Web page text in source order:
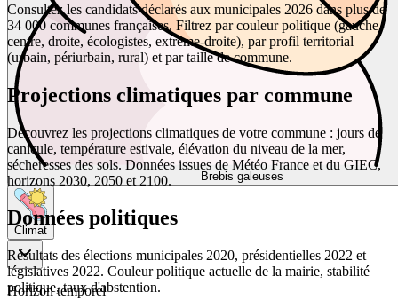
Brebis galeuses
Climat
Horizon temporel
Consultez les candidats déclarés aux municipales 2026 dans plus de
34 000 communes françaises. Filtrez par couleur politique (gauche,
centre, droite, écologistes, extrême-droite), par profil territorial
(urbain, périurbain, rural) et par taille de commune.
Projections climatiques par commune
Découvrez les projections climatiques de votre commune : jours de
canicule, température estivale, élévation du niveau de la mer,
sécheresses des sols. Données issues de Météo France et du GIEC,
horizons 2030, 2050 et 2100.
Données politiques
Résultats des élections municipales 2020, présidentielles 2022 et
législatives 2022. Couleur politique actuelle de la mairie, stabilité
politique, taux d'abstention.